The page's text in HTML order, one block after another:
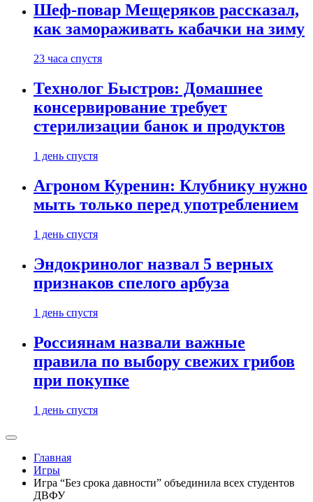
Шеф-повар Мещеряков рассказал,
как замораживать кабачки на зиму
23 часа спустя
Технолог Быстров: Домашнее
консервирование требует
стерилизации банок и продуктов
1 день спустя
Агроном Куренин: Клубнику нужно
мыть только перед употреблением
1 день спустя
Эндокринолог назвал 5 верных
признаков спелого арбуза
1 день спустя
Россиянам назвали важные
правила по выбору свежих грибов
при покупке
1 день спустя
Главная
Игры
Игра “Без срока давности” объединила всех студентов
ДВФУ